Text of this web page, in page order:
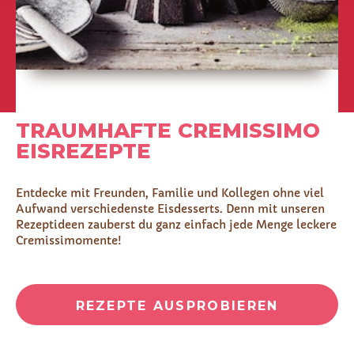
TRAUMHAFTE CREMISSIMO
EISREZEPTE
Entdecke mit Freunden, Familie und Kollegen ohne viel
Aufwand verschiedenste Eisdesserts. Denn mit unseren
Rezeptideen zauberst du ganz einfach jede Menge leckere
Cremissimomente!
REZEPTE AUSPROBIEREN